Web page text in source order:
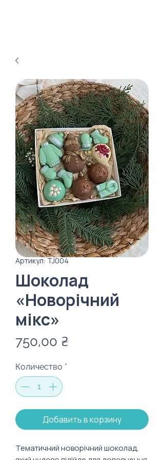
Артикул: TJ004
Шоколад
«Новорічний
мікс»
750,00 ₴
Количество *
Добавить в корзину
Тематичний новорічний шоколад,